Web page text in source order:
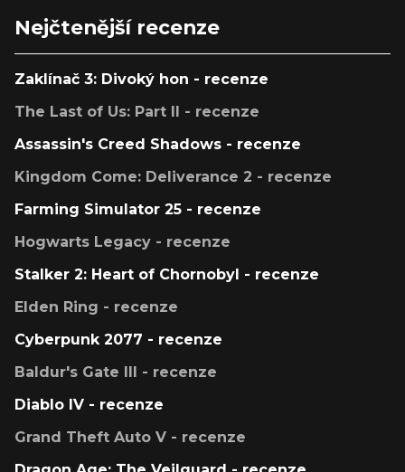
Nejčtenější recenze
Zaklínač 3: Divoký hon - recenze
The Last of Us: Part II - recenze
Assassin's Creed Shadows - recenze
Kingdom Come: Deliverance 2 - recenze
Farming Simulator 25 - recenze
Hogwarts Legacy - recenze
Stalker 2: Heart of Chornobyl - recenze
Elden Ring - recenze
Cyberpunk 2077 - recenze
Baldur's Gate III - recenze
Diablo IV - recenze
Grand Theft Auto V - recenze